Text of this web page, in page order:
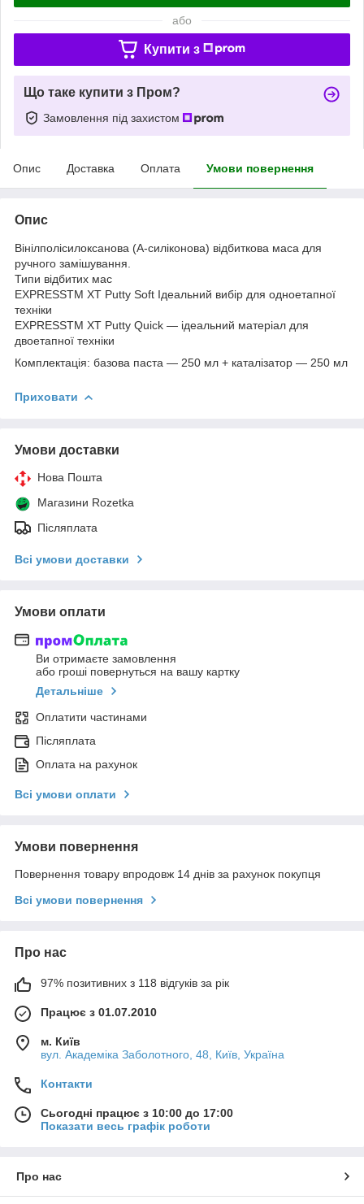
або
Купити з
Що таке купити з Пром?
Замовлення під захистом
Опис Доставка Оплата Умови повернення
Опис
Вінілполісилоксанова (А-силіконова) відбиткова маса для
ручного замішування.
Типи відбитих мас
EXPRESSTM ХТ Putty Soft Ідеальний вибір для одноетапної
техніки
EXPRESSTM ХТ Putty Quick — ідеальний матеріал для
двоетапної техніки
Комплектація: базова паста — 250 мл + каталізатор — 250 мл
Приховати
Умови доставки
Нова Пошта
Магазини Rozetka
Післяплата
Всі умови доставки
Умови оплати
Ви отримаєте замовлення
або гроші повернуться на вашу картку
Детальніше
Оплатити частинами
Післяплата
Оплата на рахунок
Всі умови оплати
Умови повернення
Повернення товару впродовж 14 днів за рахунок покупця
Всі умови повернення
Про нас
97% позитивних з 118 відгуків за рік
Працює з 01.07.2010
м. Київ
вул. Академіка Заболотного, 48, Київ, Україна
Контакти
Сьогодні працює з 10:00 до 17:00
Показати весь графік роботи
Про нас